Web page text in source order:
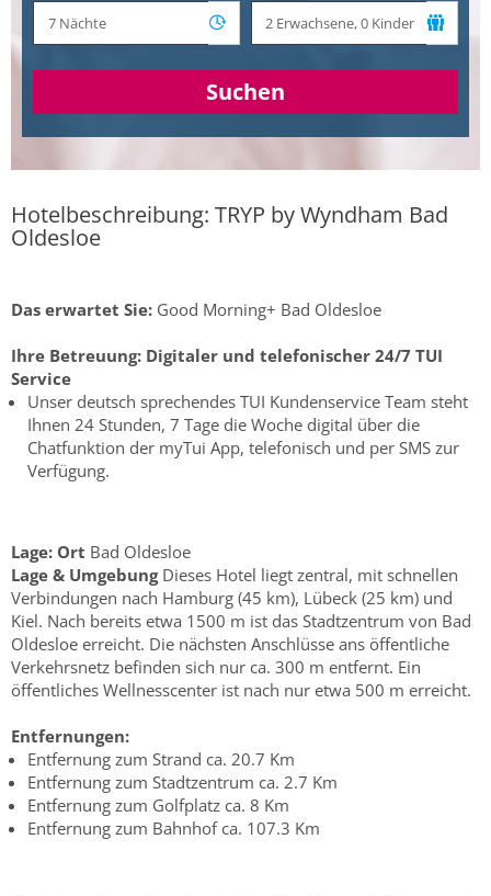
Suchen
Hotelbeschreibung: TRYP by Wyndham Bad
Oldesloe
Das erwartet Sie: Good Morning+ Bad Oldesloe
Ihre Betreuung: Digitaler und telefonischer 24/7 TUI
Service
Unser deutsch sprechendes TUI Kundenservice Team steht
Ihnen 24 Stunden, 7 Tage die Woche digital über die
Chatfunktion der myTui App, telefonisch und per SMS zur
Verfügung.
Lage: Ort Bad Oldesloe
Lage & UmgebungDieses Hotel liegt zentral, mit schnellen
Verbindungen nach Hamburg (45 km), Lübeck (25 km) und
Kiel. Nach bereits etwa 1500 m ist das Stadtzentrum von Bad
Oldesloe erreicht. Die nächsten Anschlüsse ans öffentliche
Verkehrsnetz befinden sich nur ca. 300 m entfernt. Ein
öffentliches Wellnesscenter ist nach nur etwa 500 m erreicht.
Entfernungen:
Entfernung zum Strand ca. 20.7 Km
Entfernung zum Stadtzentrum ca. 2.7 Km
Entfernung zum Golfplatz ca. 8 Km
Entfernung zum Bahnhof ca. 107.3 Km